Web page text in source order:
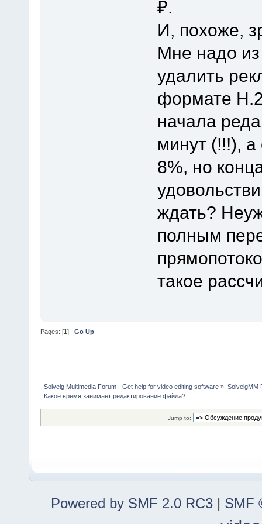
₽.
И, похоже,
Мне надо
удалить
формате
начала
минут (!!!),
8%, но
ждать?
полным
такое
Pages: [1] Go Up
Solveig Multimedia Forum - Get help for video editing software » SolveigMM
Какое время занимает редактирование файла?
Jump to:
Powered by SMF 2.0 RC3 | SMF